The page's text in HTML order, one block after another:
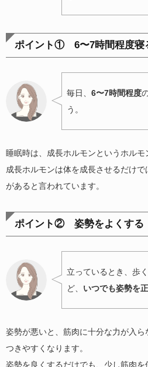
ポイント① 6〜7時間程度寝
毎日、 6〜7時間程度
う。
睡眠時は、成長ホルモンというホルモ
成長ホルモンは体を成長させるだけで
があると言われています。
ポイント② 姿勢をよくする
立っているとき、歩
ど、 いつでも姿勢を
姿勢が悪いと、筋肉に十分な力が入
つきやすくなります。
姿勢を良くするだけでも、少し筋肉を